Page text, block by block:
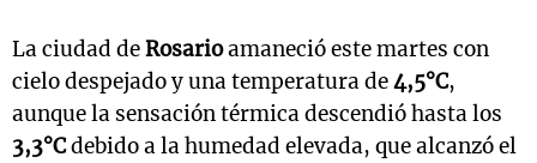
La ciudad deRosarioamaneció este martes con
cielo despejado y una temperatura de4,5°C,
aunque la sensación térmica descendió hasta los
3,3°Cdebido a la humedad elevada, que alcanzó el